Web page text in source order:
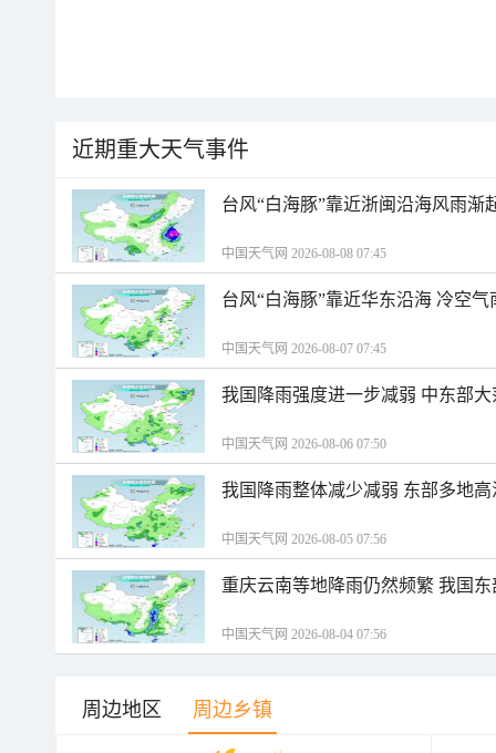
近期重大天气事件
台风“白海豚”靠近浙闽沿海风雨渐
中国天气网 2026-08-08 07:45
台风“白海豚”靠近华东沿海 冷空
中国天气网 2026-08-07 07:45
我国降雨强度进一步减弱 中东部
中国天气网 2026-08-06 07:50
我国降雨整体减少减弱 东部多地
中国天气网 2026-08-05 07:56
重庆云南等地降雨仍然频繁 我国
中国天气网 2026-08-04 07:56
周边地区 周边乡镇